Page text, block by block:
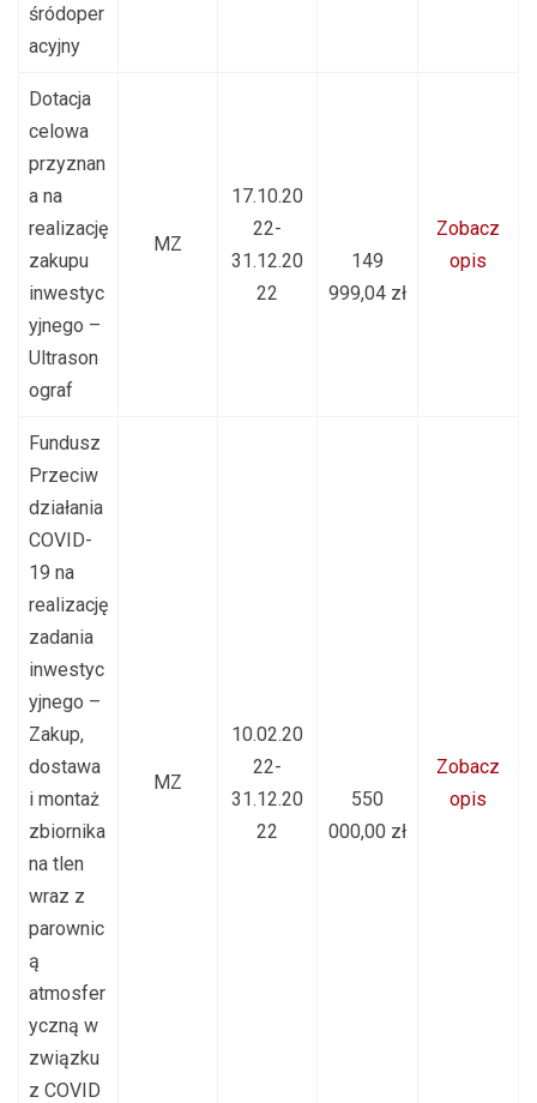
śródoper
acyjny
Dotacja
celowa
przyznan
a na
realizację
zakupu
inwestyc
yjnego –
Ultrason
ograf
MZ
17.10.20
22-
31.12.20
22
149
999,04 zł
Zobacz
opis
Fundusz
Przeciw
działania
COVID-
19 na
realizację
zadania
inwestyc
yjnego –
Zakup,
dostawa
i montaż
zbiornika
na tlen
wraz z
parownic
ą
atmosfer
yczną w
związku
z COVID
MZ
10.02.20
22-
31.12.20
22
550
000,00 zł
Zobacz
opis